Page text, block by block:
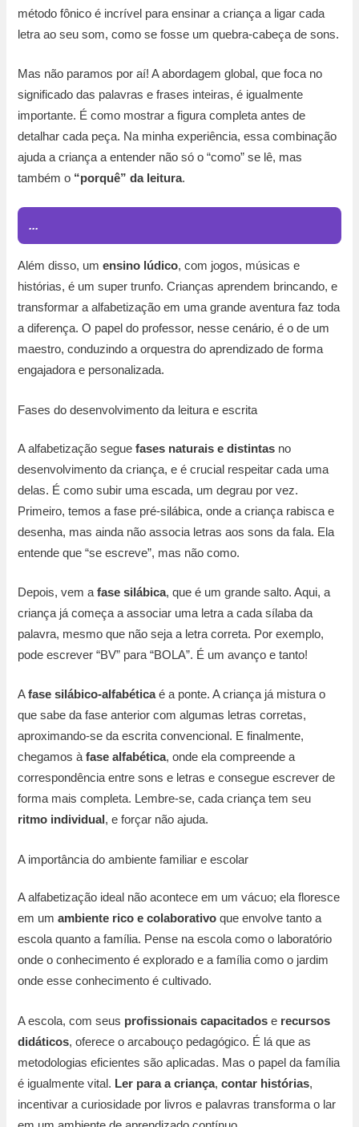
método fônico é incrível para ensinar a criança a ligar cada
letra ao seu som, como se fosse um quebra-cabeça de sons.
Mas não paramos por aí! A abordagem global, que foca no
significado das palavras e frases inteiras, é igualmente
importante. É como mostrar a figura completa antes de
detalhar cada peça. Na minha experiência, essa combinação
ajuda a criança a entender não só o “como” se lê, mas
também o “porquê” da leitura.
...
Além disso, umensino lúdico, com jogos, músicas e
histórias, é um super trunfo. Crianças aprendem brincando, e
transformar a alfabetização em uma grande aventura faz toda
a diferença. O papel do professor, nesse cenário, é o de um
maestro, conduzindo a orquestra do aprendizado de forma
engajadora e personalizada.
Fases do desenvolvimento da leitura e escrita
A alfabetização seguefases naturais e distintas no
desenvolvimento da criança, e é crucial respeitar cada uma
delas. É como subir uma escada, um degrau por vez.
Primeiro, temos a fase pré-silábica, onde a criança rabisca e
desenha, mas ainda não associa letras aos sons da fala. Ela
entende que “se escreve”, mas não como.
Depois, vem afase silábica, que é um grande salto. Aqui, a
criança já começa a associar uma letra a cada sílaba da
palavra, mesmo que não seja a letra correta. Por exemplo,
pode escrever “BV” para “BOLA”. É um avanço e tanto!
Afase silábico-alfabéticaé a ponte. A criança já mistura o
que sabe da fase anterior com algumas letras corretas,
aproximando-se da escrita convencional. E finalmente,
chegamos àfase alfabética, onde ela compreende a
correspondência entre sons e letras e consegue escrever de
forma mais completa. Lembre-se, cada criança tem seu
ritmo individual , e forçar não ajuda.
A importância do ambiente familiar e escolar
A alfabetização ideal não acontece em um vácuo; ela floresce
em umambiente rico e colaborativo que envolve tanto a
escola quanto a família. Pense na escola como o laboratório
onde o conhecimento é explorado e a família como o jardim
onde esse conhecimento é cultivado.
A escola, com seus profissionais capacitados e recursos
didáticos, oferece o arcabouço pedagógico. É lá que as
metodologias eficientes são aplicadas. Mas o papel da família
é igualmente vital. Ler para a criança,contar histórias,
incentivar a curiosidade por livros e palavras transforma o lar